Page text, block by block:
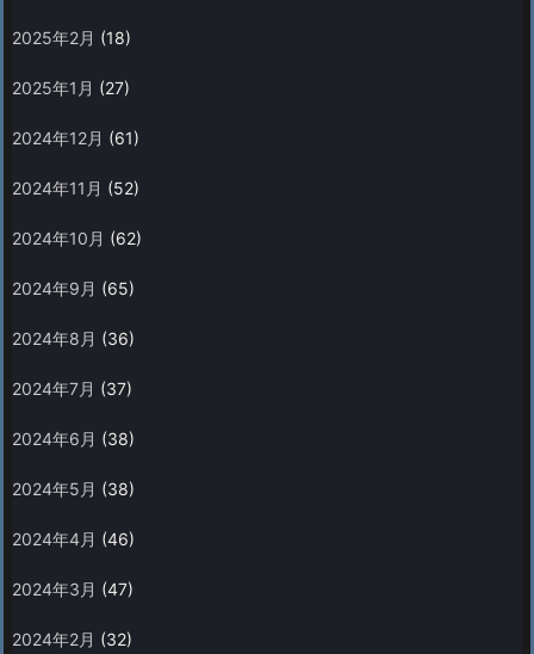
2025年2月 (18)
2025年1月 (27)
2024年12月 (61)
2024年11月 (52)
2024年10月 (62)
2024年9月 (65)
2024年8月 (36)
2024年7月 (37)
2024年6月 (38)
2024年5月 (38)
2024年4月 (46)
2024年3月 (47)
2024年2月 (32)